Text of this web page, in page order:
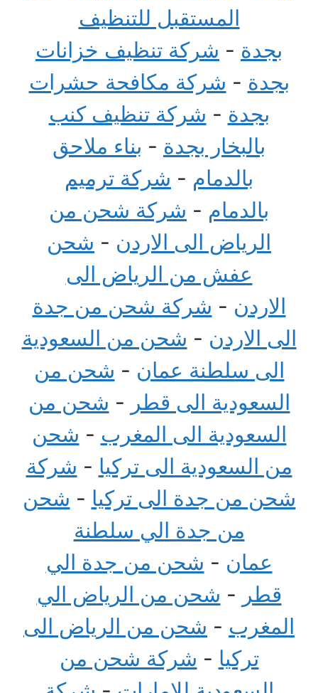
المستقبل للتنظيف
بجدة - شركة تنظيف خزانات
بجدة - شركة مكافحة حشرات
بجدة - شركة تنظيف كنب
بالبخار بجدة - بناء ملاحق
بالدمام - شركة ترميم
بالدمام - شركة شحن من
الرياض الى الاردن - شحن
عفش من الرياض الى
الاردن - شركة شحن من جدة
الى الاردن - شحن من السعودية
الى سلطنة عمان - شحن من
السعودية الى قطر - شحن من
السعودية الى المغرب - شحن
من السعودية الى تركيا - شركة
شحن من جدة الى تركيا - شحن
من جدة الي سلطنة
عمان - شحن من جدة الي
قطر - شحن من الرياض الي
المغرب - شحن من الرياض الى
تركيا - شركة شحن من